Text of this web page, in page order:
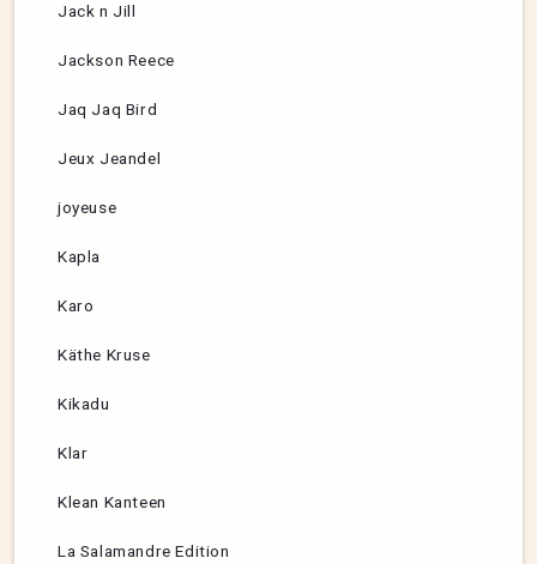
Jack n Jill
Jackson Reece
Jaq Jaq Bird
Jeux Jeandel
joyeuse
Kapla
Karo
Käthe Kruse
Kikadu
Klar
Klean Kanteen
La Salamandre Edition